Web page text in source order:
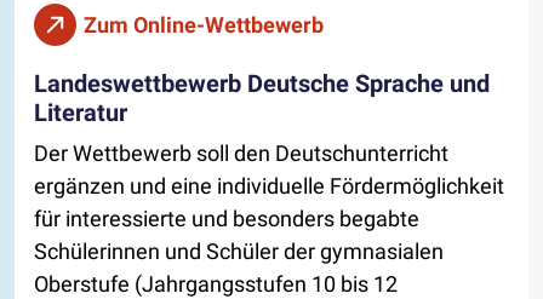
Zum Online-Wettbewerb
Landeswettbewerb Deutsche Sprache und
Literatur
Der Wettbewerb soll den Deutschunterricht
ergänzen und eine individuelle Fördermöglichkeit
für interessierte und besonders begabte
Schülerinnen und Schüler der gymnasialen
Oberstufe (Jahrgangsstufen 10 bis 12